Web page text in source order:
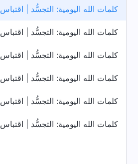
كلمات الله اليومية: التجسُّد | اقتباس 135
كلمات الله اليومية: التجسُّد | اقتباس 136
كلمات الله اليومية: التجسُّد | اقتباس 137
كلمات الله اليومية: التجسُّد | اقتباس 138
كلمات الله اليومية: التجسُّد | اقتباس 139
كلمات الله اليومية: التجسُّد | اقتباس 140